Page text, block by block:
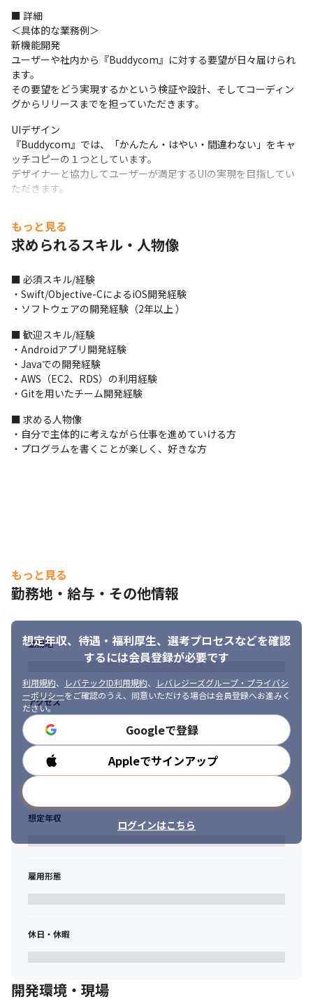
■ 詳細
＜具体的な業務例＞
新機能開発
ユーザーや社内から『Buddycom』に対する要望が日々届けられ
ます。
その要望をどう実現するかという検証や設計、そしてコーディン
グからリリースまでを担っていただきます。
UIデザイン
『Buddycom』では、「かんたん・はやい・間違わない」をキャ
ッチコピーの１つとしています。
デザイナーと協力してユーザーが満足するUIの実現を目指してい
ただきます。
ユーザーはスマホ単体ではなく、さまざまな周辺機器を通してア
プリを操作しています。
でを開発します。
OSバージョン対応
バージョン互換をもちろんですが、iOSの新機能を『Buddycom』
に取り込むことでユーザーに新しい体験を提供します。
＜入社後の流れ＞
・『Buddycom』のサービス全体について理解を深めていただき
ます
・開発タスクを行っていただくにあたり必要となる環境構築をし
ます
・構築した環境においてソースコードリーディングやデバッグを
行っていただくことで開発の前提となる知識を身につけてもらい
ます
とができるので、開発にやりがいを持てる環境です
・これから他社のサービスとの連携を増やしていく方針のため、
新しいサービスや機能に触れていける機会があります
ため、よりシェア拡大に向けた会社の動きを楽しむことができま
・公共交通機関や大手小売りチェーンで使われているサービスの
決していくか、といったことを自身で考えていく過程を経験でき
ます
・課題を自分で考える試行錯誤のプロセス、チームで連携し解決
に導くプロセスなど、プログラマとして一生使える経験を数多く
得ることができます
もっと見る
求められるスキル・人物像
■ 必須スキル/経験
・Swift/Objective-CによるiOS開発経験
・ソフトウェアの開発経験（2年以上 ）
■ 歓迎スキル/経験
・Androidアプリ開発経験
・Javaでの開発経験
・AWS（EC2、RDS）の利用経験
・Gitを用いたチーム開発経験
■ 求める人物像
・自分で主体的に考えながら仕事を進めていける方
・プログラムを書くことが楽しく、好きな方
もっと見る
勤務地・給与・その他情報
想定年収、待遇・福利厚生、 選考プロセスなどを確認
するには会員登録が必要です
利用規約、 レバテックID利用規約、
レバレジーズグループ・プライバシ
ーポリシーをご確認のうえ、同意いただける場合は会員登録へお進みく
ださい。
Googleで登録
Appleでサインアップ
ログインはこちら
勤務地
アクセス
勤務時間
想定年収
雇用形態
休日・休暇
開発環境・現場